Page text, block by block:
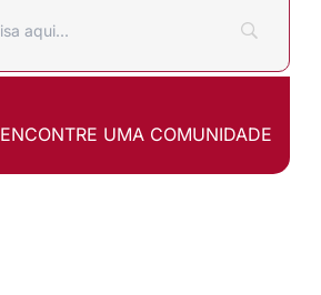
ENCONTRE UMA COMUNIDADE